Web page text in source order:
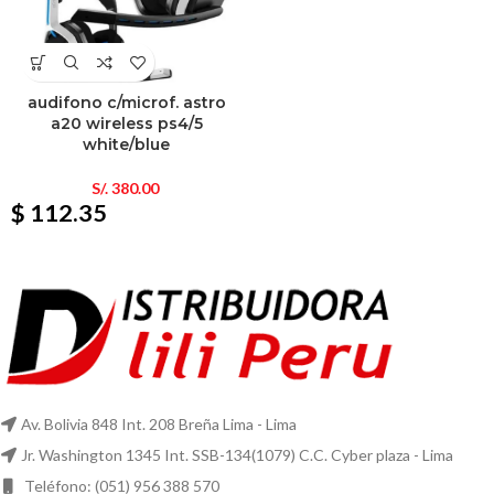
audifono c/microf. astro
a20 wireless ps4/5
white/blue
S/.380.00
$ 112.35
Av. Bolivia 848 Int. 208 Breña Lima - Lima
Jr. Washington 1345 Int. SSB-134(1079) C.C. Cyber plaza - Lima
Teléfono: (051) 956 388 570